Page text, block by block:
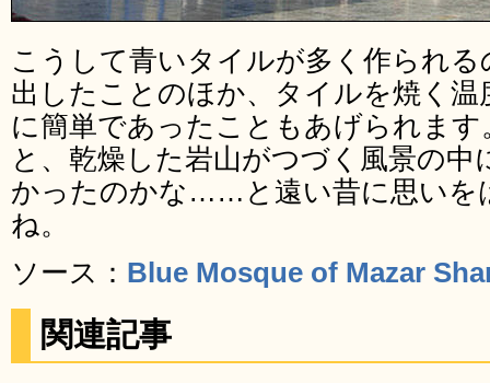
こうして青いタイルが多く作られ
出したことのほか、タイルを焼く温
に簡単であったこともあげられま
と、乾燥した岩山がつづく風景の
かったのかな……と遠い昔に思いを
ね。
ソース： Blue Mosque of Mazar
関連記事